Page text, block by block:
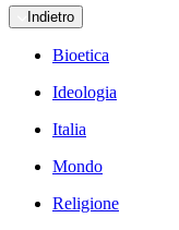
Indietro
Bioetica
Ideologia
Italia
Mondo
Religione